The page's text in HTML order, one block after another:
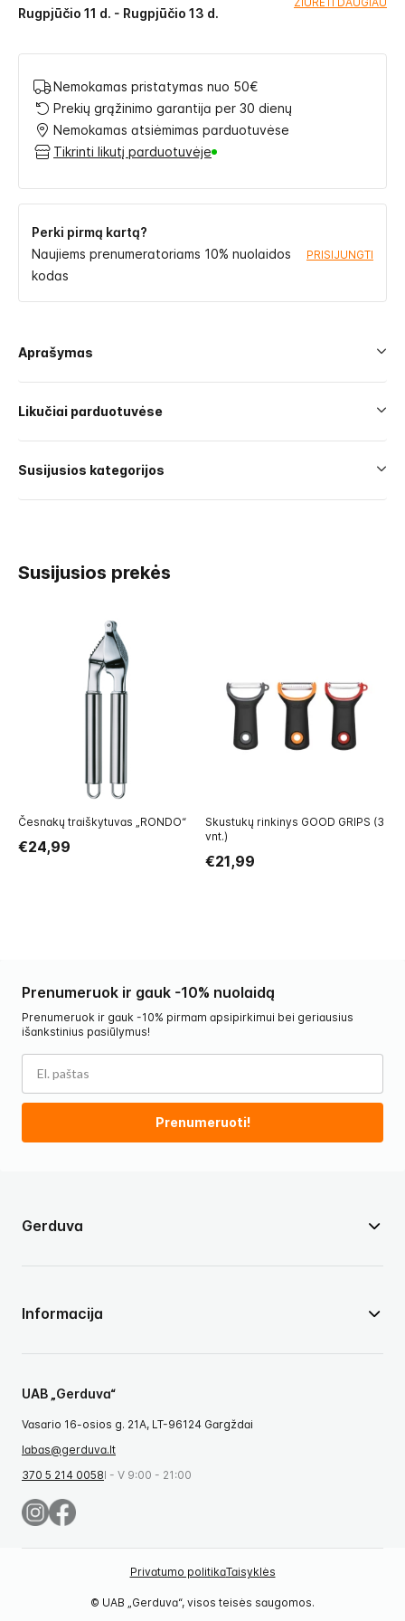
Rugpjūčio 11 d. - Rugpjūčio 13 d.
Nemokamas pristatymas nuo 50€
Prekių grąžinimo garantija per 30 dienų
Nemokamas atsiėmimas parduotuvėse
Tikrinti likutį parduotuvėje
Perki pirmą kartą?
Naujiems prenumeratoriams 10% nuolaidos
kodas
PRISIJUNGTI
Aprašymas
Likučiai parduotuvėse
Susijusios kategorijos
Susijusios prekės
Česnakų traiškytuvas „RONDO“
€24,99
Skustukų rinkinys GOOD GRIPS (3
vnt.)
€21,99
UAB „Gerduva“
Vasario 16-osios g. 21A, LT-96124 Gargždai
labas@gerduva.lt
370 5 214 0058I - V 9:00 - 21:00
Gerduva
Informacija
Prenumeruok ir gauk -10% nuolaidą
Prenumeruok ir gauk -10% pirmam apsipirkimui bei geriausius
išankstinius pasiūlymus!
Prenumeruoti!
Privatumo politikaTaisyklės
© UAB „Gerduva“, visos teisės saugomos.